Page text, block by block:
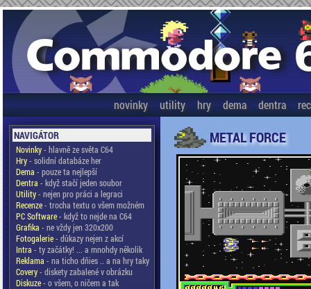
novinky utility hry dema dentra
NAVIGÁTOR
Novinky- hlavně ze světa C64
Hry- solidní databáze her
Dema - pouze ta nejlepší
Dentra - když stačí jeden soubor
Utility- nejen pro práci a legraci
Recenze- trocha textu o všem možném
PC Software- když to nejde na C64
Grafika - ne vždy jen 320x200
Fotogalerie- důkazy nejen z akcí
Intra - ty začátky! ... a mnohdy několik
Reklama - na ticho dňies .. a na hry taky
Covery- diskety zabalené v obrázku
Diskuze- o všem, o ničem a tak
METAL FORCE